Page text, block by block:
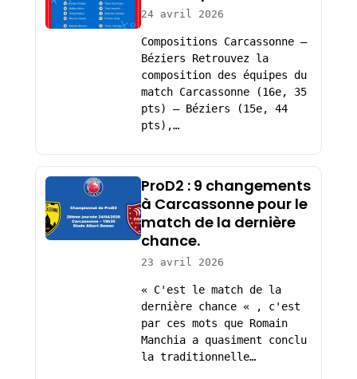
24 avril 2026
Compositions Carcassonne –
Béziers Retrouvez la
composition des équipes du
match Carcassonne (16e, 35
pts) – Béziers (15e, 44
pts),…
ProD2 : 9 changements
à Carcassonne pour le
match de la dernière
chance.
23 avril 2026
« C'est le match de la
dernière chance « , c'est
par ces mots que Romain
Manchia a quasiment conclu
la traditionnelle…